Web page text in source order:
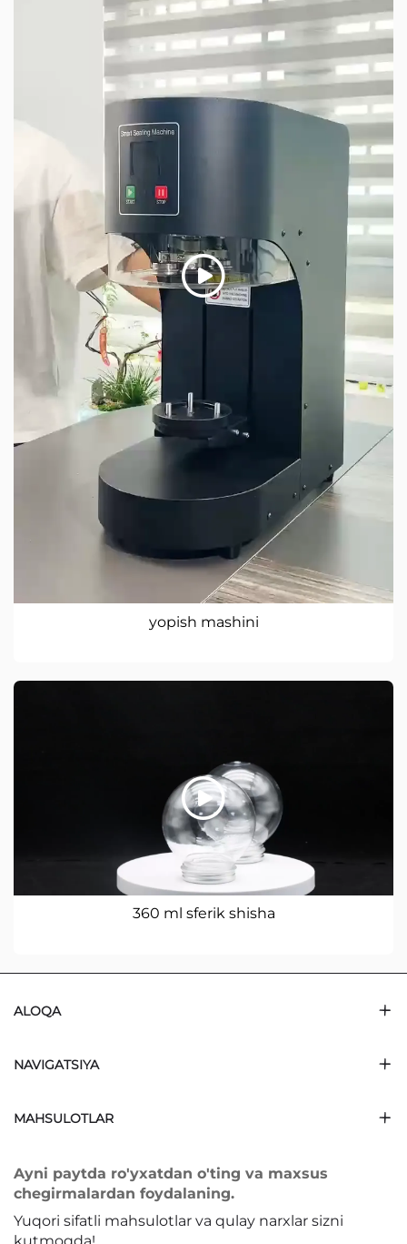
yopish mashini
360 ml sferik shisha
ALOQA
NAVIGATSIYA
MAHSULOTLAR
Ayni paytda ro'yxatdan o'ting va maxsus
chegirmalardan foydalaning.
Yuqori sifatli mahsulotlar va qulay narxlar sizni
kutmoqda!